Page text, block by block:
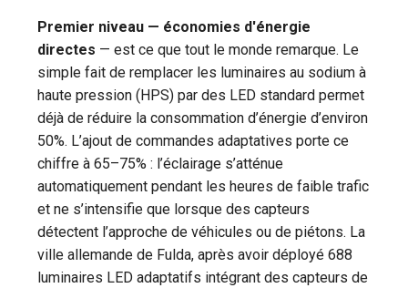
Premier niveau — économies d'énergie
directes — est ce que tout le monde remarque. Le
simple fait de remplacer les luminaires au sodium à
haute pression (HPS) par des LED standard permet
déjà de réduire la consommation d’énergie d’environ
50%. L’ajout de commandes adaptatives porte ce
chiffre à 65–75% : l’éclairage s’atténue
automatiquement pendant les heures de faible trafic
et ne s’intensifie que lorsque des capteurs
détectent l’approche de véhicules ou de piétons. La
ville allemande de Fulda, après avoir déployé 688
luminaires LED adaptatifs intégrant des capteurs de